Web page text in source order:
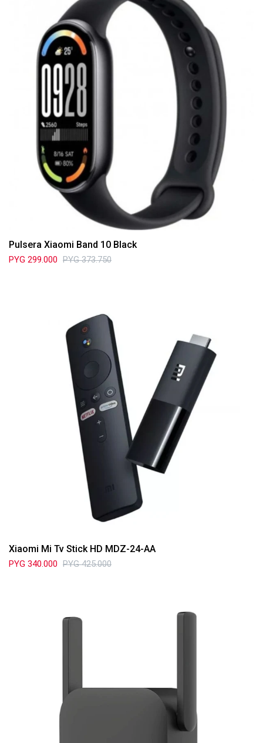
Pulsera Xiaomi Band 10 Black
PYG 299.000 PYG 373.750
Xiaomi Mi Tv Stick HD MDZ-24-AA
PYG 340.000 PYG 425.000